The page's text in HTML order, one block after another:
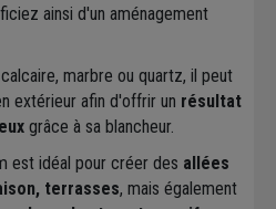
ainsi d'un aménagement
marbre ou quartz, il peut
extérieur afin d'offrir un résultat
grâce à sa blancheur.
est idéal pour créer des allées
terrasses, mais également